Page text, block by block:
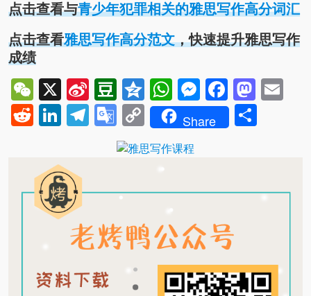
点击查看与青少年犯罪相关的雅思写作高分词汇
点击查看雅思写作高分范文，快速提升雅思写作
成绩
WeChat
X
Sina
Weibo
Douban
QzoneWhatsApp
Messenger
RedditLinkedIn
Telegram
Google
Translate
Copy
Link
Share